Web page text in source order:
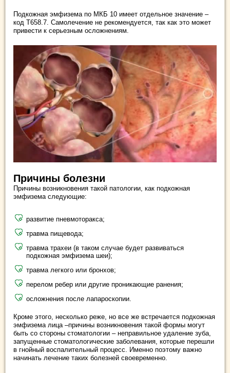
Подкожная эмфизема по МКБ 10 имеет отдельное значение –
код Т658.7. Самолечение не рекомендуется, так как это может
привести к серьезным осложнениям.
Причины болезни
Причины возникновения такой патологии, как подкожная
эмфизема следующие:
развитие пневмоторакса;
травма пищевода;
травма трахеи (в таком случае будет развиваться
подкожная эмфизема шеи);
травма легкого или бронхов;
перелом ребер или другие проникающие ранения;
осложнения после лапароскопии.
Кроме этого, несколько реже, но все же встречается подкожная
эмфизема лица –причины возникновения такой формы могут
быть со стороны стоматологии – неправильное удаление зуба,
запущенные стоматологические заболевания, которые перешли
в гнойный воспалительный процесс. Именно поэтому важно
начинать лечение таких болезней своевременно.